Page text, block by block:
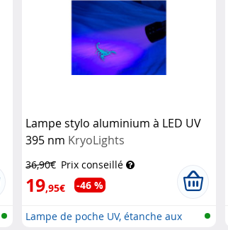
Lampe stylo aluminium à LED UV
395 nm KryoLights
36,90€ Prix conseillé
19,95€ -46 %
Lampe de poche UV, étanche aux